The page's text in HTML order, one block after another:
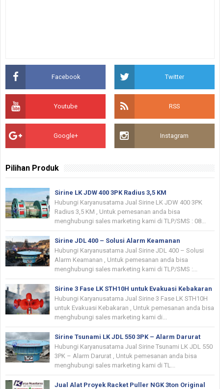
Facebook Twitter
Youtube RSS
Google+ Instagram
Pilihan Produk
Sirine LK JDW 400 3PK Radius 3,5 KM
Hubungi Karyanusatama Jual Sirine LK JDW 400 3PK
Radius 3,5 KM , Untuk pemesanan anda bisa
menghubungi sales marketing kami di TLP/SMS : 08...
Sirine JDL 400 – Solusi Alarm Keamanan
Hubungi Karyanusatama Jual Sirine JDL 400 – Solusi
Alarm Keamanan , Untuk pemesanan anda bisa
menghubungi sales marketing kami di TLP/SMS :...
Sirine 3 Fase LK STH10H untuk Evakuasi Kebakaran
Hubungi Karyanusatama Jual Sirine 3 Fase LK STH10H
untuk Evakuasi Kebakaran , Untuk pemesanan anda bisa
menghubungi sales marketing kami di...
Sirine Tsunami LK JDL 550 3PK – Alarm Darurat
Hubungi Karyanusatama Jual Sirine Tsunami LK JDL 550
3PK – Alarm Darurat , Untuk pemesanan anda bisa
menghubungi sales marketing kami di TL...
Jual Alat Proyek Racket Puller NGK 3ton Original